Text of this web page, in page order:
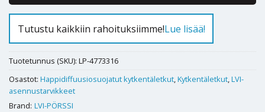
Tutustu kaikkiin rahoituksiimme!Lue lisää!
Tuotetunnus (SKU): LP-4773316
Osastot: Happidiffuusiosuojatut kytkentäletkut,Kytkentäletkut,LVI-
asennustarvikkeet
Brand: LVI-PÖRSSI